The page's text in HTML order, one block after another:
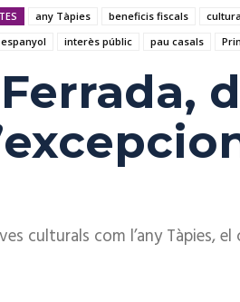
any Tàpies beneficis fiscals
interès públic pau casals
culturals com l’any Tàpies,